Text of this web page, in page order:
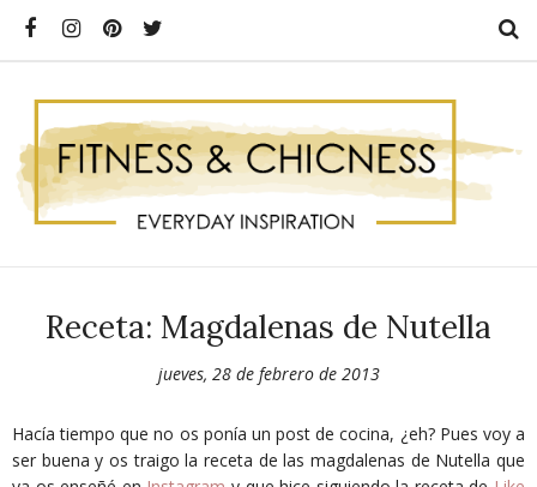
Receta: Magdalenas de Nutella
jueves, 28 de febrero de 2013
Hacía tiempo que no os ponía un post de cocina, ¿eh? Pues voy a
ser buena y os traigo la receta de las magdalenas de Nutella que